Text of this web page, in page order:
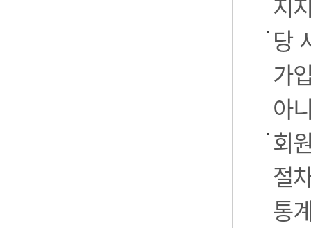
당
가
아
회
절
통